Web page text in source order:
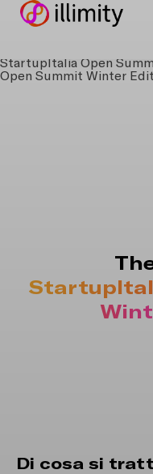
StartupItalia Open
Open Summit Winter
Di cosa si